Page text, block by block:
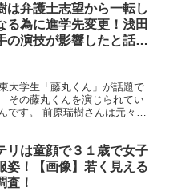
は弁護士志望から一転し
る為に進学先変更！浅田
の演技が影響したと話
大学生「藤丸くん」が話題で
その藤丸くんを演じられてい
です。 前原瑞樹さんは元々の
リは童顔で３１歳で女子
姿！【画像】若く見える
査！